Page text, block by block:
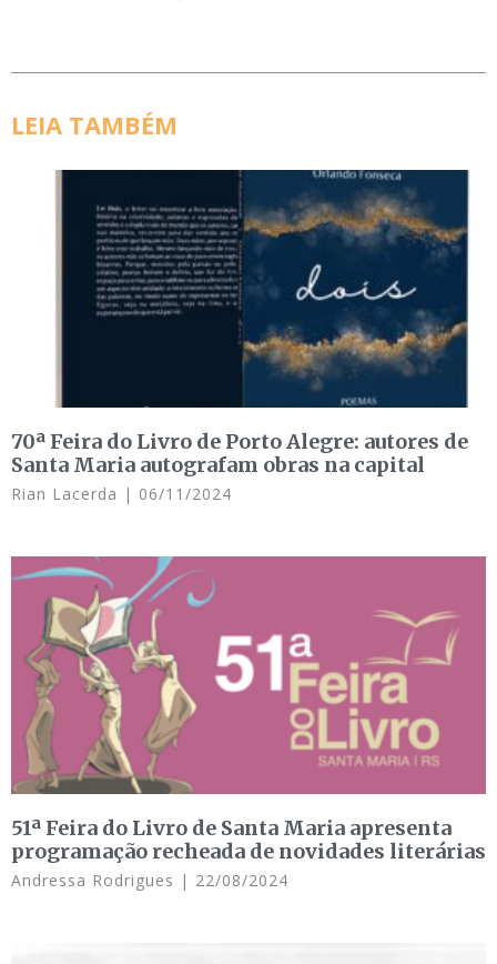
LEIA TAMBÉM
70ª Feira do Livro de Porto Alegre: autores de
Santa Maria autografam obras na capital
Rian Lacerda 06/11/2024
51ª Feira do Livro de Santa Maria apresenta
programação recheada de novidades literárias
Andressa Rodrigues 22/08/2024